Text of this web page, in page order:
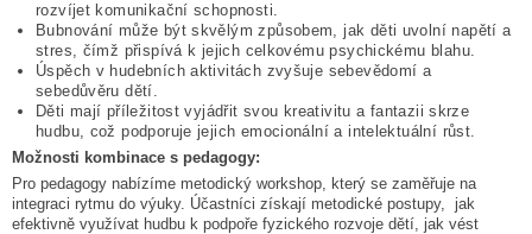
rozvíjet komunikační schopnosti.
Bubnování může být skvělým způsobem, jak děti uvolní napětí a
stres, čímž přispívá k jejich celkovému psychickému blahu.
Úspěch v hudebních aktivitách zvyšuje sebevědomí a
sebedůvěru dětí.
Děti mají příležitost vyjádřit svou kreativitu a fantazii skrze
hudbu, což podporuje jejich emocionální a intelektuální růst.
Možnosti kombinace s pedagogy:
Pro pedagogy nabízíme metodický workshop, který se zaměřuje na
integraci rytmu do výuky. Účastníci získají metodické postupy, jak
efektivně využívat hudbu k podpoře fyzického rozvoje dětí, jak vést